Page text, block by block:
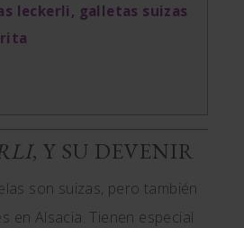
leckerli, galletas suizas
, Y SU DEVENIR
son suizas, pero también
en Alsacia. Tienen especial